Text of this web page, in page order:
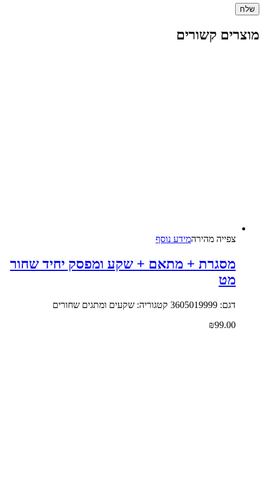
מוצרים קשורים
צפייה‬ ‫מהירה‬מידע נוסף
מסגרת + מתאם + שקע ומפסק יחיד שחור
מט
דגם: 3605019999 קטגוריה: שקעים ומתגים שחורים
₪99.00